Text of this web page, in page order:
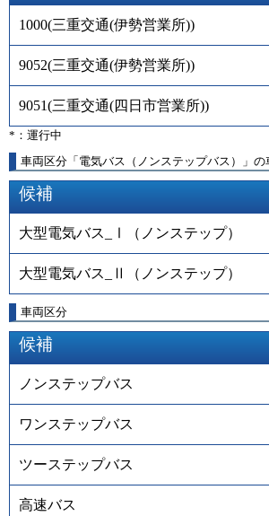
1000(三重交通(伊勢営業所))
9052(三重交通(伊勢営業所))
9051(三重交通(四日市営業所))
*：運行中
車両区分「電気バス（ノンステップバス）」の
候補
大型電気バス_Ⅰ（ノンステップ）
大型電気バス_Ⅱ（ノンステップ）
車両区分
候補
ノンステップバス
ワンステップバス
ツーステップバス
高速バス